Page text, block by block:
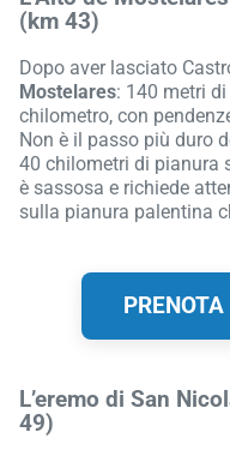
(km 43)
Dopo aver lasciato
Mostelares: 140 metri
chilometro, con
Non è il passo più duro
40 chilometri di pianura
è sassosa e richiede
sulla pianura palentina
L’eremo di San
49)